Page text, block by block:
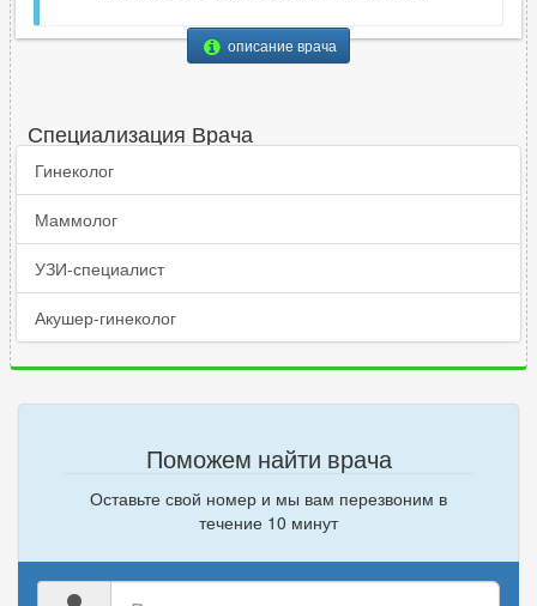
описание врача
Специализация Врача
Гинеколог
Маммолог
УЗИ-специалист
Акушер-гинеколог
Поможем найти врача
Оставьте свой номер и мы вам перезвоним в
течение 10 минут